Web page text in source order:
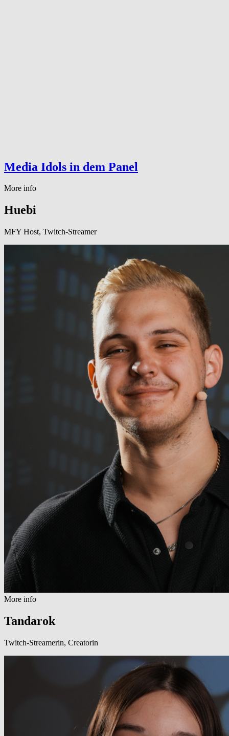
Media Idols in dem Panel
More info
Huebi
MFY Host, Twitch-Streamer
More info
Tandarok
Twitch-Streamerin, Creatorin